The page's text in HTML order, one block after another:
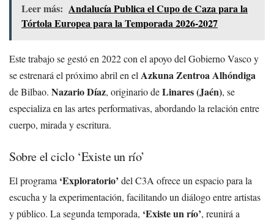
Leer más: Andalucía Publica el Cupo de Caza para la
Tórtola Europea para la Temporada 2026-2027
Este trabajo se gestó en 2022 con el apoyo del Gobierno Vasco y
se estrenará el próximo abril en el Azkuna Zentroa Alhóndiga
de Bilbao. Nazario Díaz, originario deLinares (Jaén), se
especializa en las artes performativas, abordando la relación entre
cuerpo, mirada y escritura.
Sobre el ciclo ‘Existe un río’
El programa ‘Exploratorio’ del C3A ofrece un espacio para la
escucha y la experimentación, facilitando un diálogo entre artistas
y público. La segunda temporada, ‘Existe un río’, reunirá a